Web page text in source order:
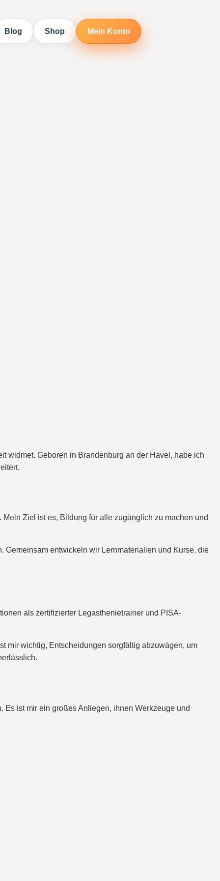
Blog Shop Mein Konto
widmet. Geboren in Brandenburg an der Havel, habe ich
Ziel ist es, Bildung für alle zugänglich zu machen und
Gemeinsam entwickeln wir Lernmaterialien und Kurse, die
als zertifizierter Legasthenietrainer und PISA-
mir wichtig, Entscheidungen sorgfältig abzuwägen, um
ist mir ein großes Anliegen, ihnen Werkzeuge und